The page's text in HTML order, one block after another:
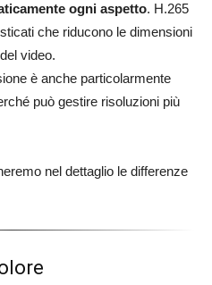
ogni aspetto. H.265
che riducono le dimensioni
video.
è anche particolarmente
può gestire risoluzioni più
nel dettaglio le differenze